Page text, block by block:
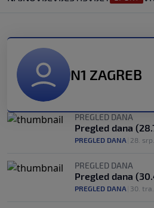
N1 ZAGREB
PREGLED DANA
Pregled dana
PREGLED DANA 28. srp.
PREGLED DANA
Pregled dana
PREGLED DANA 30. tra.